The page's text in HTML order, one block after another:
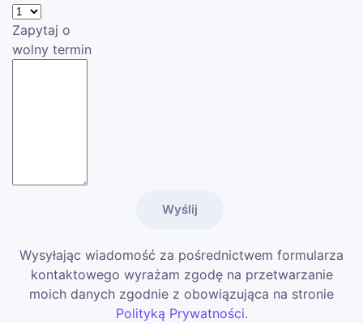
Zapytaj o
wolny termin
Wysyłając wiadomość za pośrednictwem formularza
kontaktowego wyrażam zgodę na przetwarzanie
moich danych zgodnie z obowiązująca na stronie
Polityką Prywatności.